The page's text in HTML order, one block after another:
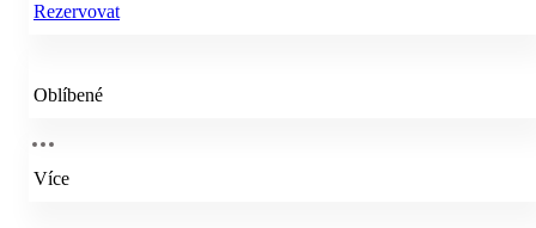
Rezervovat
Oblíbené
Více